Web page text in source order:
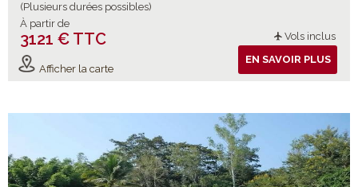
(Plusieurs durées possibles)
À partir de
3121 € TTC Vols inclus
Afficher la carte
EN SAVOIR PLUS